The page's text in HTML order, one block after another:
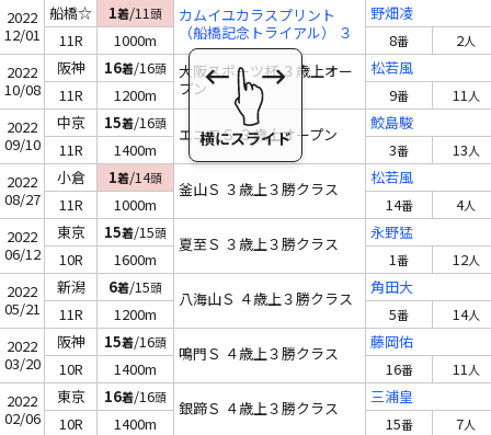
2022
12/01
船橋☆ 1着/11頭
カムイユカラスプリント
（船橋記念トライアル） ３
上 オープン
野畑凌
11R
1000m 8番 2人
2022
10/08
阪神 16着/16頭
大阪スポーツ杯 ３歳上オー
プン
松若風
11R
1200m 9番 11人
2022
09/10
中京 15着/16頭
エニフＳ ３歳上オープン
鮫島駿
11R
1400m 3番 13人
2022
08/27
小倉 1着/14頭
釜山Ｓ ３歳上３勝クラス
松若風
11R
1000m 14番 4人
2022
06/12
東京 15着/15頭
夏至Ｓ ３歳上３勝クラス
永野猛
10R
1600m 1番 12人
2022
05/21
新潟 6着/15頭
八海山Ｓ ４歳上３勝クラス
角田大
11R
1200m 5番 14人
2022
03/20
阪神 15着/16頭
鳴門Ｓ ４歳上３勝クラス
藤岡佑
10R
1400m 16番 11人
2022
02/06
東京 16着/16頭
銀蹄Ｓ ４歳上３勝クラス
三浦皇
10R
1400m 15番 7人